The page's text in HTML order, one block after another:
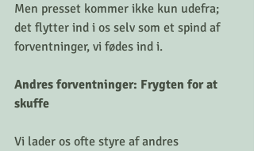
Men presset kommer ikke kun udefra;
det flytter ind i os selv som et spind af
forventninger, vi fødes ind i.
Andres forventninger: Frygten for at
skuffe
Vi lader os ofte styre af andres